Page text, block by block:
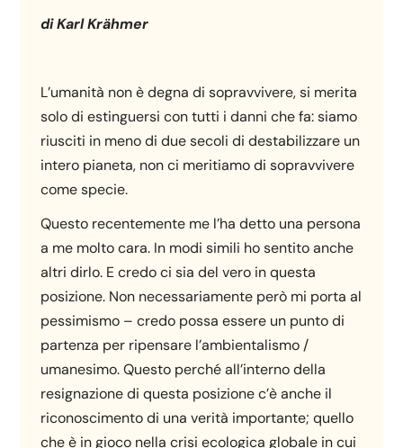
di Karl Krähmer
L’umanità non è degna di sopravvivere, si merita
solo di estinguersi con tutti i danni che fa: siamo
riusciti in meno di due secoli di destabilizzare un
intero pianeta, non ci meritiamo di sopravvivere
come specie.
Questo recentemente me l’ha detto una persona
a me molto cara. In modi simili ho sentito anche
altri dirlo. E credo ci sia del vero in questa
posizione. Non necessariamente però mi porta al
pessimismo – credo possa essere un punto di
partenza per ripensare l’ambientalismo /
umanesimo. Questo perché all’interno della
resignazione di questa posizione c’è anche il
riconoscimento di una verità importante; quello
che è in gioco nella crisi ecologica globale in cui